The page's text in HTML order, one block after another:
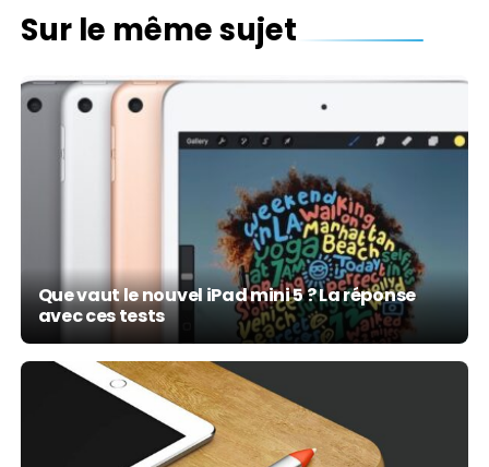
Sur le même sujet
Que vaut le nouvel iPad mini 5 ? La réponse
avec ces tests